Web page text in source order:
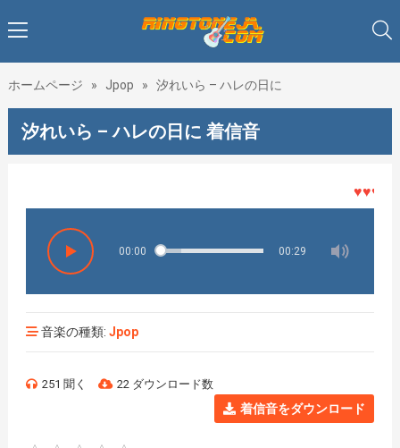
ホームページ » Jpop » 汐れいら – ハレの日に
汐れいら – ハレの日に 着信音
♥♥♥着メ
00:00 00:29
音楽の種類: Jpop
251 聞く 22 ダウンロード数
着信音をダウンロード